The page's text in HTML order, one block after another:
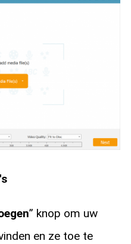
” knop om uw
en ze toe te